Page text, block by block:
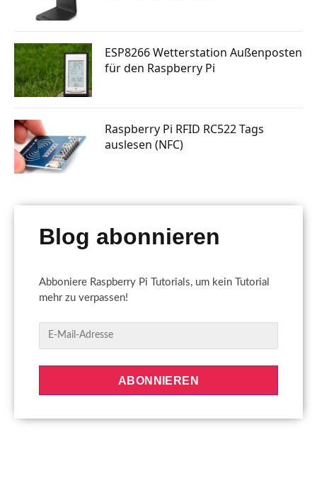
ESP8266 Wetterstation Außenposten
für den Raspberry Pi
Raspberry Pi RFID RC522 Tags
auslesen (NFC)
Blog abonnieren
Abboniere Raspberry Pi Tutorials, um kein Tutorial
mehr zu verpassen!
-
ABONNIEREN